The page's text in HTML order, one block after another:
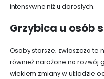
intensywne niż u dorosłych.
Grzybica u osób
Osoby starsze, zwłaszcza te
również narażone na rozwój
wiekiem zmiany w układzie